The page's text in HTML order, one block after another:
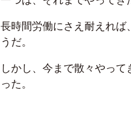
長時間労働にさえ耐えれ
うだ。
しかし、今まで散々やっ
った。